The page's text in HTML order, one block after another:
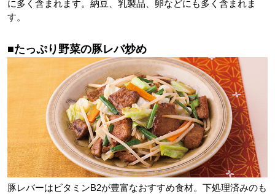
に多く含まれます。納豆、乳製品、卵などにも多く含まれま
す。
■たっぷり野菜の豚レバ炒め
豚レバーはビタミンB2が豊富なおすすめ食材。下処理済みのも